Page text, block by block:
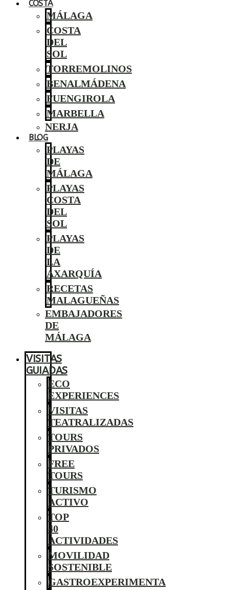
COSTA
MÁLAGA
COSTA
DEL
SOL
TORREMOLINOS
BENALMÁDENA
FUENGIROLA
MARBELLA
NERJA
BLOG
PLAYAS
DE
MÁLAGA
PLAYAS
COSTA
DEL
SOL
PLAYAS
DE
LA
AXARQUÍA
RECETAS
MALAGUEÑAS
EMBAJADORES
DE
MÁLAGA
VISITAS
GUIADAS
ECO
EXPERIENCES
VISITAS
TEATRALIZADAS
TOURS
PRIVADOS
FREE
TOURS
TURISMO
ACTIVO
TOP
40
ACTIVIDADES
MOVILIDAD
SOSTENIBLE
GASTROEXPERIMENTA